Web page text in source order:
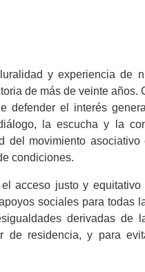
y experiencia de
de más de veinte
defender el interés
la escucha y la
del movimiento
condiciones.
acceso justo y
sociales para todas
derivadas de
residencia, y para